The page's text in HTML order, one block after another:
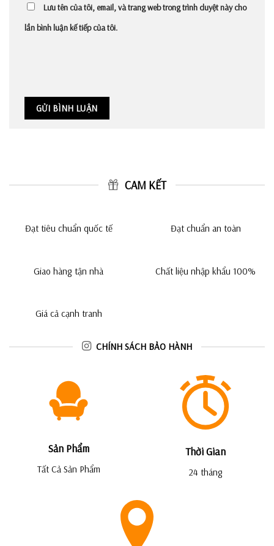
Lưu tên của tôi, email, và trang web trong trình duyệt này cho
lần bình luận kế tiếp của tôi.
CAM KẾT
Đạt tiêu chuẩn quốc tế Đạt chuẩn an toàn
Giao hàng tận nhà Chất liệu nhập khẩu 100%
Giá cả cạnh tranh
CHÍNH SÁCH BẢO HÀNH
Sản Phẩm
Tất Cả Sản Phẩm
Thời Gian
24 tháng